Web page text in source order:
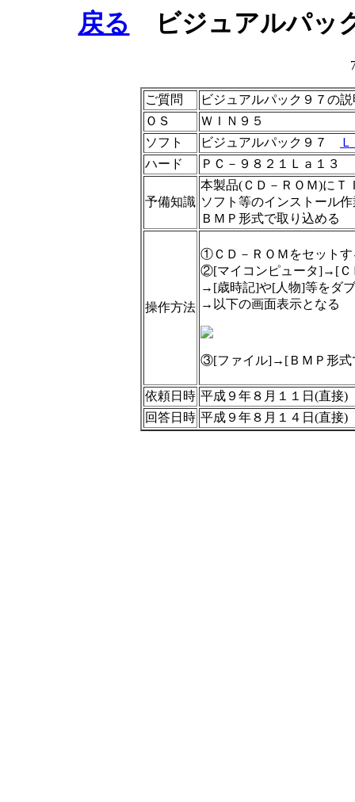
戻る ビジュアルパッ
ご質問
ビジュアルパック９７の
ＯＳ
ＷＩＮ９５
ソフト
ビジュアルパック９７
ハード
ＰＣ－９８２１Ｌａ１３
予備知識
本製品(ＣＤ－ＲＯＭ)にＴ
ソフト等のインストール
ＢＭＰ形式で取り込める
操作方法
①ＣＤ－ＲＯＭをセットす
②[マイコンピュータ]→[Ｃ
→[歳時記]や[人物]等をダ
→以下の画面表示となる
③[ファイル]→[ＢＭＰ形式
依頼日時 平成９年８月１１日(直接)
回答日時 平成９年８月１４日(直接)